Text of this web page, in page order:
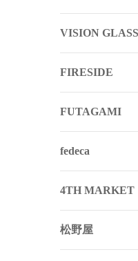
VISION GLASS
FIRESIDE
FUTAGAMI
fedeca
4TH MARKET
松野屋